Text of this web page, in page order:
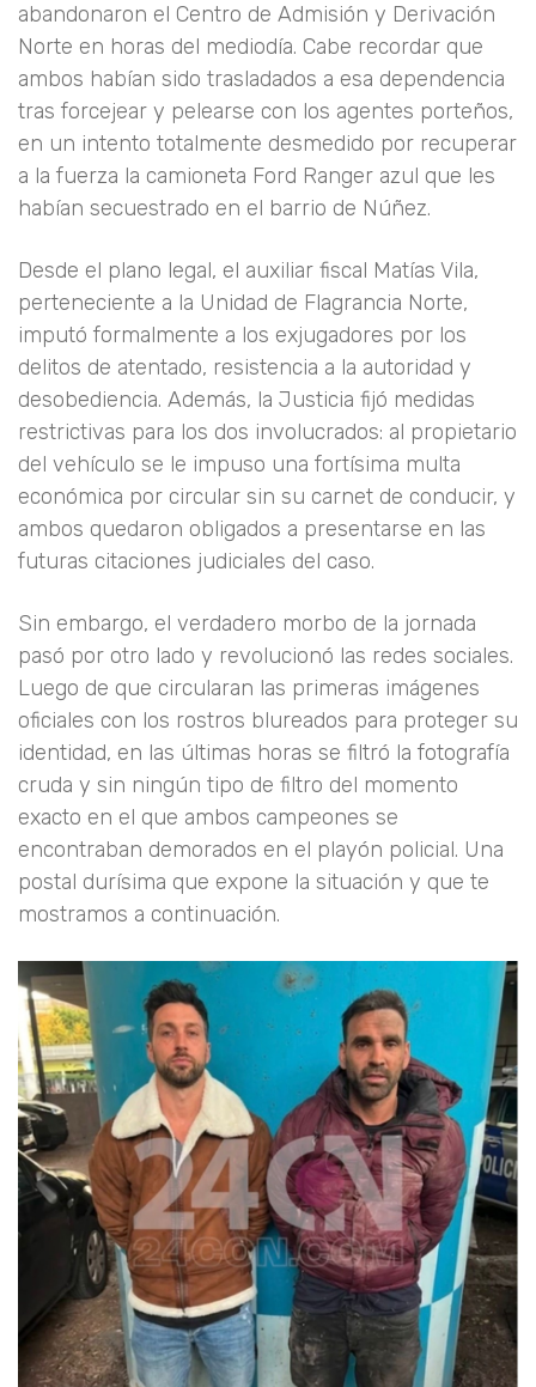
abandonaron el Centro de Admisión y Derivación
Norte en horas del mediodía. Cabe recordar que
ambos habían sido trasladados a esa dependencia
tras forcejear y pelearse con los agentes porteños,
en un intento totalmente desmedido por recuperar
a la fuerza la camioneta Ford Ranger azul que les
habían secuestrado en el barrio de Núñez.
Desde el plano legal, el auxiliar fiscal Matías Vila,
perteneciente a la Unidad de Flagrancia Norte,
imputó formalmente a los exjugadores por los
delitos de atentado, resistencia a la autoridad y
desobediencia. Además, la Justicia fijó medidas
restrictivas para los dos involucrados: al propietario
del vehículo se le impuso una fortísima multa
económica por circular sin su carnet de conducir, y
ambos quedaron obligados a presentarse en las
futuras citaciones judiciales del caso.
Sin embargo, el verdadero morbo de la jornada
pasó por otro lado y revolucionó las redes sociales.
Luego de que circularan las primeras imágenes
oficiales con los rostros blureados para proteger su
identidad, en las últimas horas se filtró la fotografía
cruda y sin ningún tipo de filtro del momento
exacto en el que ambos campeones se
encontraban demorados en el playón policial. Una
postal durísima que expone la situación y que te
mostramos a continuación.